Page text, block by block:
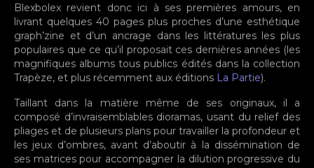
Blexbolex revient donc ici à ses premières amours, en
livrant quelques 40 pages plus proches d’une esthétique
graph’zine et d’un ancrage dans les littératures les plus
populaires que ce qu’il proposait ces dernières années (les
magnifiques albums tous publics édités dans la collection
Trapèze, et plus récemment aux éditions La Partie).
Taillant dans la matière même de ses originaux, il a
composé d’invraisemblables dioramas, usant du relief des
pliages et de plusieurs plans pour travailler la profondeur et
les jeux d’ombres, avant d’aboutir à la dissémination de
ses matrices pour accompagner la dilution progressive du